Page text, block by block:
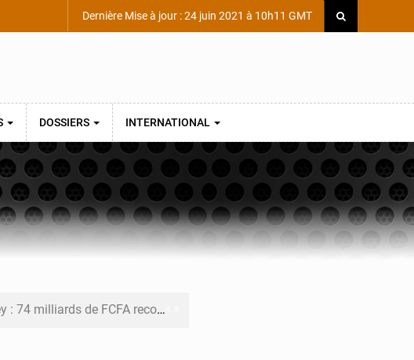
Dernière Mise à jour : 24 juin 2021 à 10h11 GMT
DOSSIERS INTERNATIONAL
de FCFA recouvrés par la COLDEFF